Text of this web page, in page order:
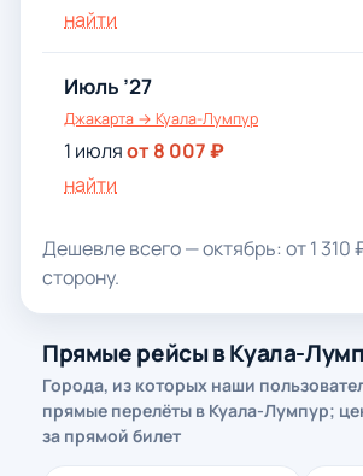
найти
Июль ’27
Джакарта → Куала-Лумпур
1 июляот 8 007 ₽
найти
Дешевле всего — октябрь: от 1 310
сторону.
Прямые рейсы в Куала-
Города, из которых наши
прямые перелёты в Куала-Лумпур;
за прямой билет